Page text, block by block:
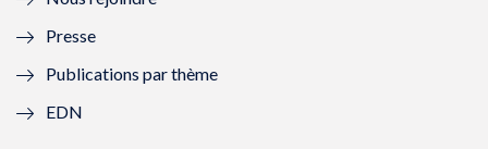
l
f
e
Presse
Publications par thème
EDN